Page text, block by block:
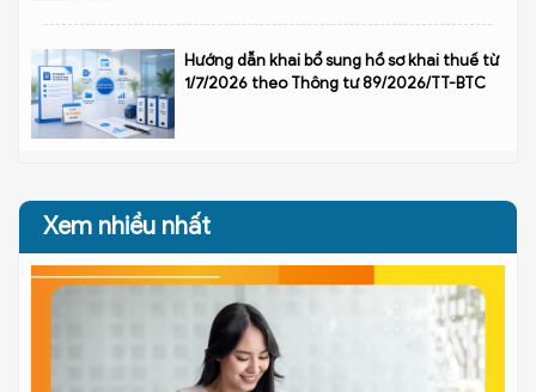
Hướng dẫn khai bổ sung hồ sơ khai thuế từ
1/7/2026 theo Thông tư 89/2026/TT-BTC
Xem nhiều nhất